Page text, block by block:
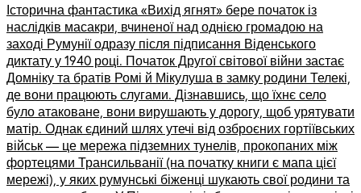
Історична фантастика «Вихід ягнят» бере початок із
наслідків масакри, вчиненої над однією громадою на
заході Румунії одразу після підписання Віденського
диктату у 1940 році. Початок Другої світової війни застає
Домніку та братів Ромі й Мікулуша в замку родини Телекі,
де вони працюють слугами. Дізнавшись, що їхнє село
було атаковане, вони вирушають у дорогу, щоб урятувати
матір. Однак єдиний шлях утечі від озброєних гортіївських
військ — це мережа підземних тунелів, прокопаних між
фортецями Трансильванії (на початку книги є мапа цієї
мережі), у яких румунські біженці шукають свої родини та